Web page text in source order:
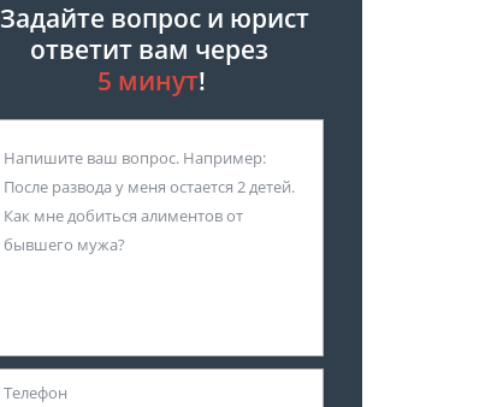
Задайте вопрос и юрист
ответит вам через
5 минут!